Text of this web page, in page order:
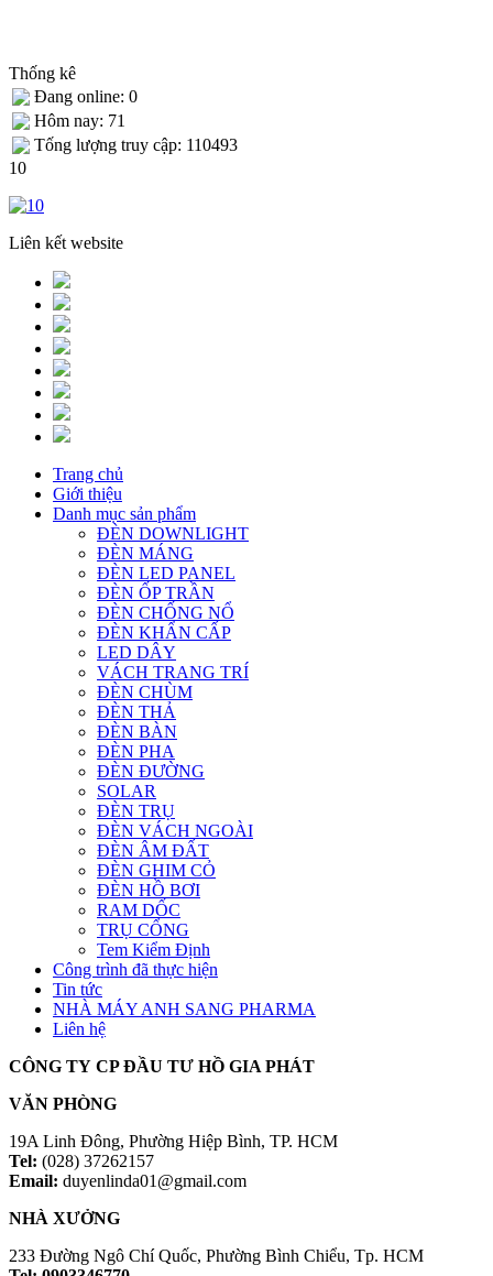
Thống kê
Đang online: 0
Hôm nay: 71
Tống lượng truy cập: 110493
10
Liên kết website
Trang chủ
Giới thiệu
Danh mục sản phẩm
ĐÈN DOWNLIGHT
ĐÈN MÁNG
ĐÈN LED PANEL
ĐÈN ỐP TRẦN
ĐÈN CHỐNG NỔ
ĐÈN KHẨN CẤP
LED DÂY
VÁCH TRANG TRÍ
ĐÈN CHÙM
ĐÈN THẢ
ĐÈN BÀN
ĐÈN PHA
ĐÈN ĐƯỜNG
SOLAR
ĐÈN TRỤ
ĐÈN VÁCH NGOÀI
ĐÈN ÂM ĐẤT
ĐÈN GHIM CỎ
ĐÈN HỒ BƠI
RAM DỐC
TRỤ CỔNG
Tem Kiểm Định
Công trình đã thực hiện
Tin tức
NHÀ MÁY ANH SANG PHARMA
Liên hệ
CÔNG TY CP ĐẦU TƯ HỒ GIA PHÁT
VĂN PHÒNG
19A Linh Đông, Phường Hiệp Bình, TP. HCM
Tel: (028) 37262157
Email: duyenlinda01@gmail.com
NHÀ XƯỞNG
233 Đường Ngô Chí Quốc, Phường Bình Chiểu, Tp. HCM